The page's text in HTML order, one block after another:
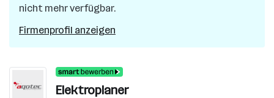
nicht mehr verfügbar.
Firmenprofil anzeigen
Elektroplaner